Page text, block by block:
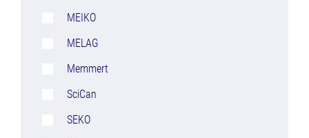
MEIKO
MELAG
Memmert
SciCan
SEKO